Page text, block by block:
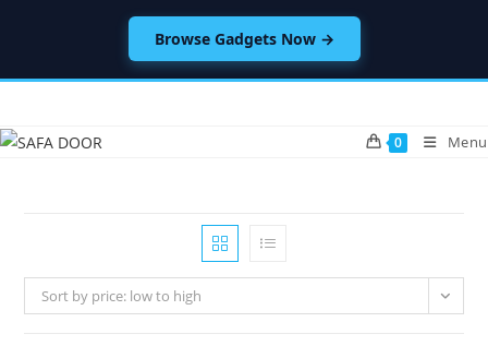
Browse Gadgets Now →
content
0 Menu
Sort by price: low to high